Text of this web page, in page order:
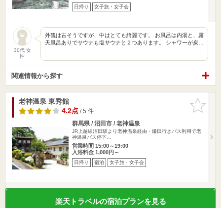
日帰り 女子旅・女子会
30代 女
性
外観は古そうですが、中はとても綺麗です。 お風呂は内湯と、露
天風呂ありでサウナも塩サウナと２つあります。 シャワーが炭…
関連情報から探す
お気に入
りに追加
老神温泉 東秀館
4.2点/ 5 件
群馬県 / 沼田市 / 老神温泉
JR上越線沼田駅より老神温泉経由・鎌田行きバス利用で老
神温泉バス停下…
営業時間 15:00～19:00
入浴料金 1,000円～
日帰り 宿泊 女子旅・女子会
楽天トラベルの宿泊プランを見る